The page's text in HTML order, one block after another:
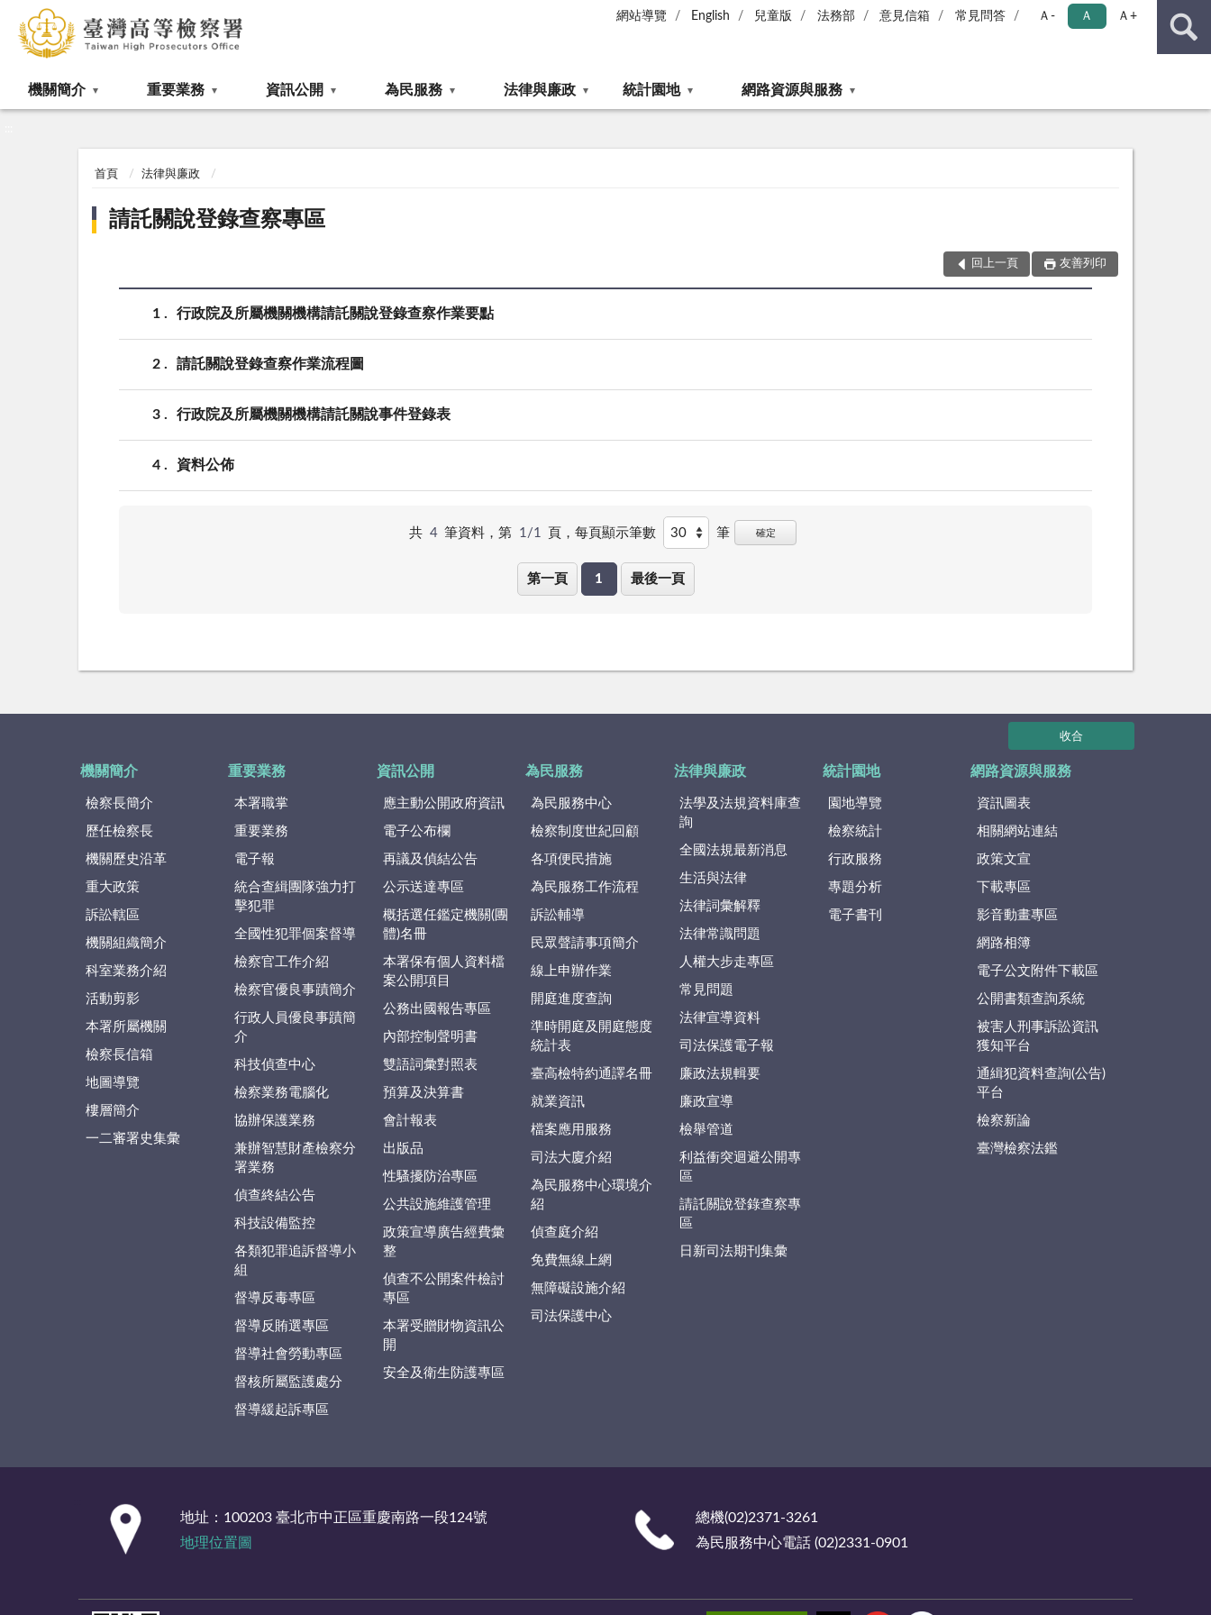
網站導覽 English 兒童版 法務部 意見信箱 常見問答 Ａ- Ａ Ａ+
機關簡介 重要業務 資訊公開 為民服務 法律與廉政 統計園地 網路資源與服務
首頁 法律與廉政
請託關說登錄查察專區
回上一頁 友善列印
1 行政院及所屬機關機構請託關說登錄查察作業要點
2 請託關說登錄查察作業流程圖
3 行政院及所屬機關機構請託關說事件登錄表
4 資料公佈
共 4 筆資料，第 1/1 頁，每頁顯示筆數 筆 確定
第一頁 1 最後一頁
收合
機關簡介
檢察長簡介
歷任檢察長
機關歷史沿革
重大政策
訴訟轄區
機關組織簡介
科室業務介紹
活動剪影
本署所屬機關
檢察長信箱
地圖導覽
樓層簡介
一二審署史集彙
重要業務
本署職掌
重要業務
電子報
統合查緝團隊強力打
擊犯罪
全國性犯罪個案督導
檢察官工作介紹
檢察官優良事蹟簡介
行政人員優良事蹟簡
介
科技偵查中心
檢察業務電腦化
協辦保護業務
兼辦智慧財產檢察分
署業務
偵查終結公告
科技設備監控
各類犯罪追訴督導小
組
督導反毒專區
督導反賄選專區
督導社會勞動專區
督核所屬監護處分
督導緩起訴專區
資訊公開
應主動公開政府資訊
電子公布欄
再議及偵結公告
公示送達專區
概括選任鑑定機關(團
體)名冊
本署保有個人資料檔
案公開項目
公務出國報告專區
內部控制聲明書
雙語詞彙對照表
預算及決算書
會計報表
出版品
性騷擾防治專區
公共設施維護管理
政策宣導廣告經費彙
整
偵查不公開案件檢討
專區
本署受贈財物資訊公
開
安全及衛生防護專區
為民服務
為民服務中心
檢察制度世紀回顧
各項便民措施
為民服務工作流程
訴訟輔導
民眾聲請事項簡介
線上申辦作業
開庭進度查詢
準時開庭及開庭態度
統計表
臺高檢特約通譯名冊
就業資訊
檔案應用服務
司法大廈介紹
為民服務中心環境介
紹
偵查庭介紹
免費無線上網
無障礙設施介紹
司法保護中心
法律與廉政
法學及法規資料庫查
詢
全國法規最新消息
生活與法律
法律詞彙解釋
法律常識問題
人權大步走專區
常見問題
法律宣導資料
司法保護電子報
廉政法規輯要
廉政宣導
檢舉管道
利益衝突迴避公開專
區
請託關說登錄查察專
區
日新司法期刊集彙
統計園地
園地導覽
檢察統計
行政服務
專題分析
電子書刊
網路資源與服務
資訊圖表
相關網站連結
政策文宣
下載專區
影音動畫專區
網路相簿
電子公文附件下載區
公開書類查詢系統
被害人刑事訴訟資訊
獲知平台
通緝犯資料查詢(公告)
平台
檢察新論
臺灣檢察法鑑
地址：100203 臺北市中正區重慶南路一段124號
地理位置圖
總機(02)2371-3261
為民服務中心電話 (02)2331-0901